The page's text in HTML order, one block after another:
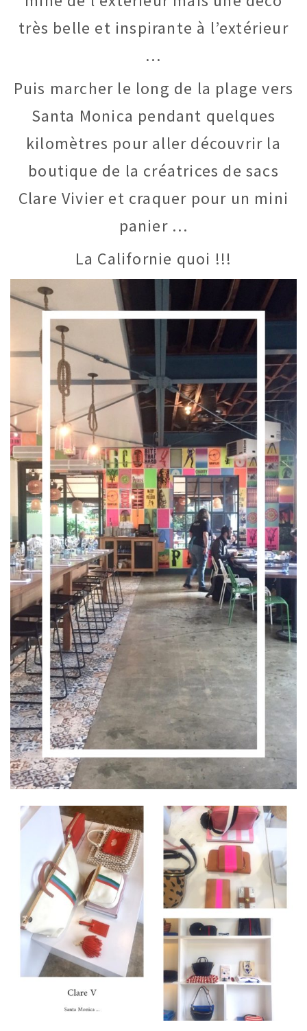
très belle et inspirante à l’extérieur
…
Puis marcher le long de la plage vers
Santa Monica pendant quelques
kilomètres pour aller découvrir la
boutique de la créatrices de sacs
Clare Vivier et craquer pour un mini
panier …
La Californie quoi !!!